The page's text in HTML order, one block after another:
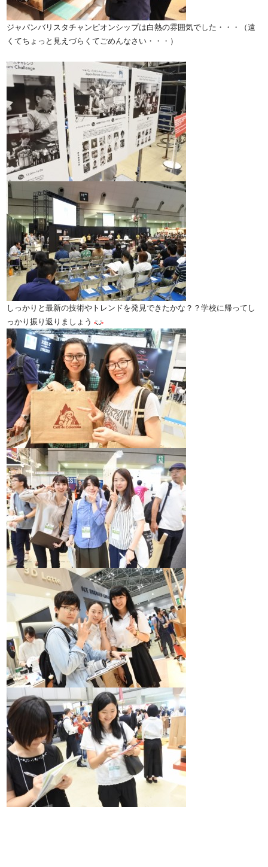
ジャパンバリスタチャンピオンシップは白熱の雰囲気でした・・・（遠
くてちょっと見えづらくてごめんなさい・・・）
しっかりと最新の技術やトレンドを発見できたかな？？学校に帰ってし
っかり振り返りましょう